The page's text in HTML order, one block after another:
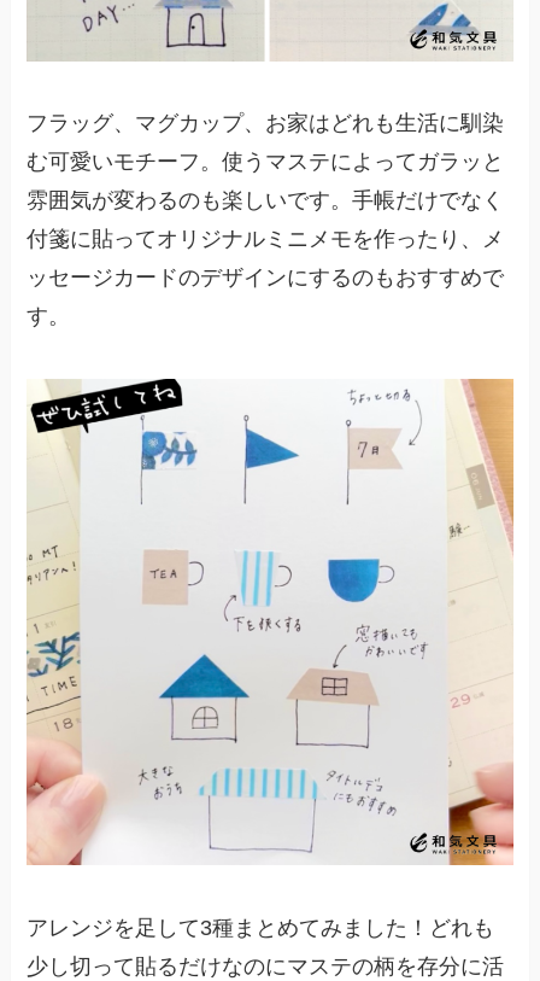
フラッグ、マグカップ、お家はどれも生活に馴染
む可愛いモチーフ。使うマステによってガラッと
雰囲気が変わるのも楽しいです。手帳だけでなく
付箋に貼ってオリジナルミニメモを作ったり、メ
ッセージカードのデザインにするのもおすすめで
す。
アレンジを足して3種まとめてみました！どれも
少し切って貼るだけなのにマステの柄を存分に活